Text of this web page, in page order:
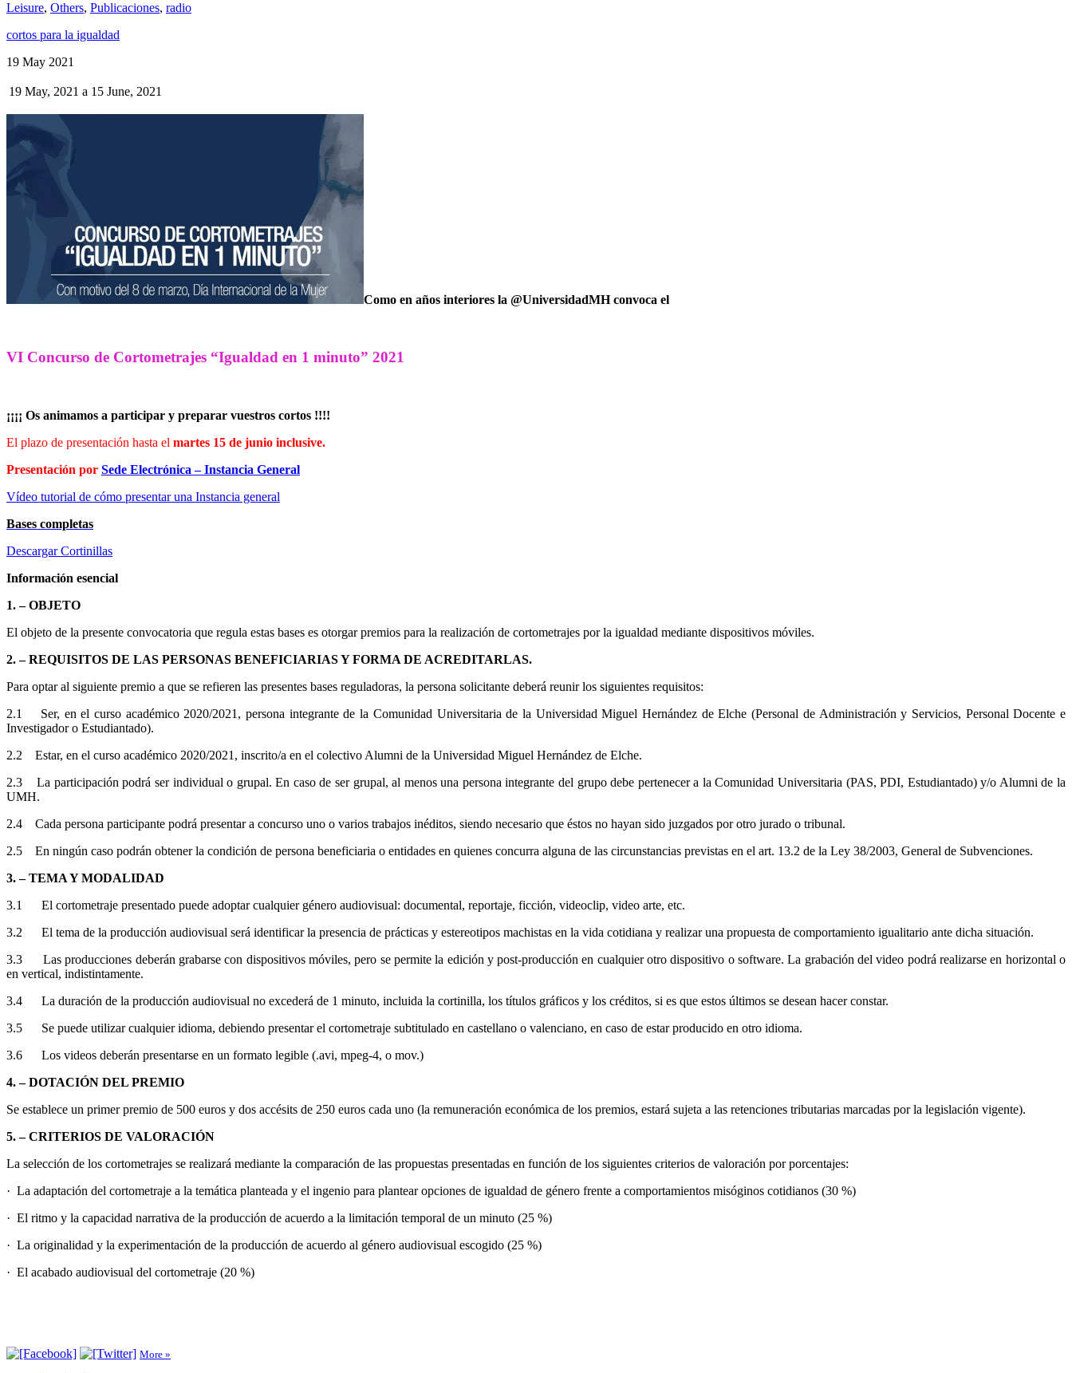
Leisure, Others, Publicaciones, radio
cortos para la igualdad
19 May 2021
19 May, 2021 a 15 June, 2021
Como en años interiores la @UniversidadMH convoca el
VI Concurso de Cortometrajes “Igualdad en 1 minuto” 2021
¡¡¡¡ Os animamos a participar y preparar vuestros cortos !!!!
El plazo de presentación hasta el martes 15 de junio inclusive.
Presentación por Sede Electrónica – Instancia General
Vídeo tutorial de cómo presentar una Instancia general
Bases completas
Descargar Cortinillas
Información esencial
1. – OBJETO
El objeto de la presente convocatoria que regula estas bases es otorgar premios para la realización de cortometrajes por la igualdad mediante dispositivos móviles.
2. – REQUISITOS DE LAS PERSONAS BENEFICIARIAS Y FORMA DE ACREDITARLAS.
Para optar al siguiente premio a que se refieren las presentes bases reguladoras, la persona solicitante deberá reunir los siguientes requisitos:
2.1 Ser, en el curso académico 2020/2021, persona integrante de la Comunidad Universitaria de la Universidad Miguel Hernández de Elche (Personal de Administración y Servicios, Personal Docente e
Investigador o Estudiantado).
2.2 Estar, en el curso académico 2020/2021, inscrito/a en el colectivo Alumni de la Universidad Miguel Hernández de Elche.
2.3 La participación podrá ser individual o grupal. En caso de ser grupal, al menos una persona integrante del grupo debe pertenecer a la Comunidad Universitaria (PAS, PDI, Estudiantado) y/o Alumni de la
UMH.
2.4 Cada persona participante podrá presentar a concurso uno o varios trabajos inéditos, siendo necesario que éstos no hayan sido juzgados por otro jurado o tribunal.
2.5 En ningún caso podrán obtener la condición de persona beneficiaria o entidades en quienes concurra alguna de las circunstancias previstas en el art. 13.2 de la Ley 38/2003, General de Subvenciones.
3. – TEMA Y MODALIDAD
3.1 El cortometraje presentado puede adoptar cualquier género audiovisual: documental, reportaje, ficción, videoclip, video arte, etc.
3.2 El tema de la producción audiovisual será identificar la presencia de prácticas y estereotipos machistas en la vida cotidiana y realizar una propuesta de comportamiento igualitario ante dicha situación.
3.3 Las producciones deberán grabarse con dispositivos móviles, pero se permite la edición y post-producción en cualquier otro dispositivo o software. La grabación del video podrá realizarse en horizontal o
en vertical, indistintamente.
3.4 La duración de la producción audiovisual no excederá de 1 minuto, incluida la cortinilla, los títulos gráficos y los créditos, si es que estos últimos se desean hacer constar.
3.5 Se puede utilizar cualquier idioma, debiendo presentar el cortometraje subtitulado en castellano o valenciano, en caso de estar producido en otro idioma.
3.6 Los videos deberán presentarse en un formato legible (.avi, mpeg-4, o mov.)
4. – DOTACIÓN DEL PREMIO
Se establece un primer premio de 500 euros y dos accésits de 250 euros cada uno (la remuneración económica de los premios, estará sujeta a las retenciones tributarias marcadas por la legislación vigente).
5. – CRITERIOS DE VALORACIÓN
La selección de los cortometrajes se realizará mediante la comparación de las propuestas presentadas en función de los siguientes criterios de valoración por porcentajes:
· La adaptación del cortometraje a la temática planteada y el ingenio para plantear opciones de igualdad de género frente a comportamientos misóginos cotidianos (30 %)
· El ritmo y la capacidad narrativa de la producción de acuerdo a la limitación temporal de un minuto (25 %)
· La originalidad y la experimentación de la producción de acuerdo al género audiovisual escogido (25 %)
· El acabado audiovisual del cortometraje (20 %)
More »